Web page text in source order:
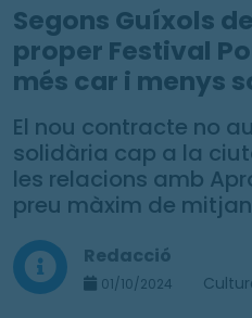
Segons Guíxols
proper Festival
més car i menys
El nou contracte no
solidària cap a la
les relacions amb
preu màxim de
Redacció
01/10/2024